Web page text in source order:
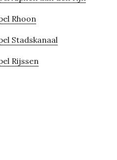
Rhoon
Stadskanaal
Rijssen